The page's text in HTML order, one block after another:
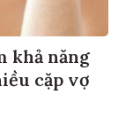
khả năng
cặp vợ